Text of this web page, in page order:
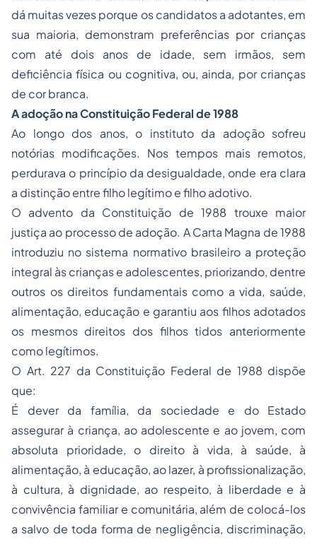
dá muitas vezes porque os candidatos a adotantes, em
sua maioria, demonstram preferências por crianças
com até dois anos de idade, sem irmãos, sem
deficiência física ou cognitiva, ou, ainda, por crianças
de cor branca.
A adoção na Constituição Federal de 1988
Ao longo dos anos, o instituto da adoção sofreu
notórias modificações. Nos tempos mais remotos,
perdurava o princípio da desigualdade, onde era clara
a distinção entre filho legítimo e filho adotivo.
O advento da Constituição de 1988 trouxe maior
justiça ao processo de adoção. A Carta Magna de 1988
introduziu no sistema normativo brasileiro a proteção
integral às crianças e adolescentes, priorizando, dentre
outros os direitos fundamentais como a vida, saúde,
alimentação, educação e garantiu aos filhos adotados
os mesmos direitos dos filhos tidos anteriormente
como legítimos.
O Art. 227 da Constituição Federal de 1988 dispõe
que:
É dever da família, da sociedade e do Estado
assegurar à criança, ao adolescente e ao jovem, com
absoluta prioridade, o direito à vida, à saúde, à
alimentação, à educação, ao lazer, à profissionalização,
à cultura, à dignidade, ao respeito, à liberdade e à
convivência familiar e comunitária, além de colocá-los
a salvo de toda forma de negligência, discriminação,